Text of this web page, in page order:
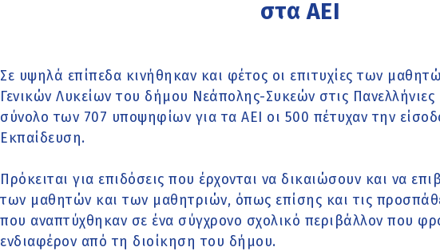
στα ΑΕΙ
Σε υψηλά επίπεδα κινήθηκαν και φέτος οι επιτυχίες των
Γενικών Λυκείων του δήμου Νεάπολης-Συκεών στις
σύνολο των 707 υποψηφίων για τα ΑΕΙ οι 500 πέτυχαν την
Εκπαίδευση.
Πρόκειται για επιδόσεις που έρχονται να δικαιώσουν και να
των μαθητών και των μαθητριών, όπως επίσης και τις
που αναπτύχθηκαν σε ένα σύγχρονο σχολικό περιβάλλον που
ενδιαφέρον από τη διοίκηση του δήμου.